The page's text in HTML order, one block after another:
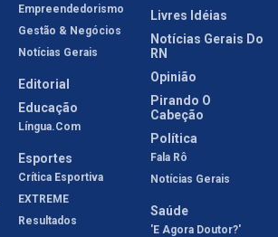
Empreendedorismo
Gestão & Negócios
Notícias Gerais
Editorial
Educação
Língua.com
Esportes
Crítica Esportiva
EXTREME
Resultados
Livres Idéias
Notícias Gerais Do
RN
Opinião
Pirando O
Cabeção
Política
Fala Rô
Notícias Gerais
Saúde
'E Agora Doutor?'